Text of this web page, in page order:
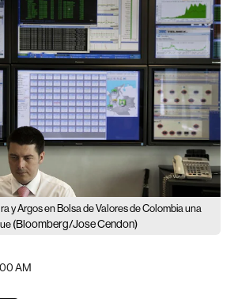
y Argos en Bolsa de Valores de Colombia una
(Bloomberg/Jose Cendon)
AM